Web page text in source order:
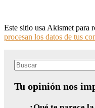
Este sitio usa Akismet para
procesan los datos de tus
Search
Tu opinión nos